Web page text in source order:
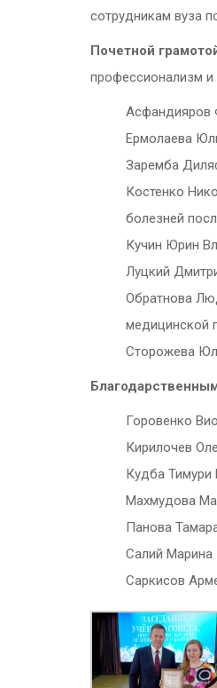
сотрудникам вуза
Почетной
профессионализм
Асфандияров
Ермолаева
Заремба
Костенко
болезней
Кучин Юрин
Луцкий
Обратнова
медицинской
Сторожева
Горовенко
Кирилочев
Кудба Тимури
Махмудова
Панова
Салий Марина
Саркисов